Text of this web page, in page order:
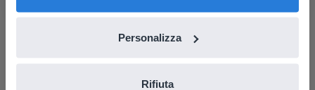
Personalizza
Rifiuta